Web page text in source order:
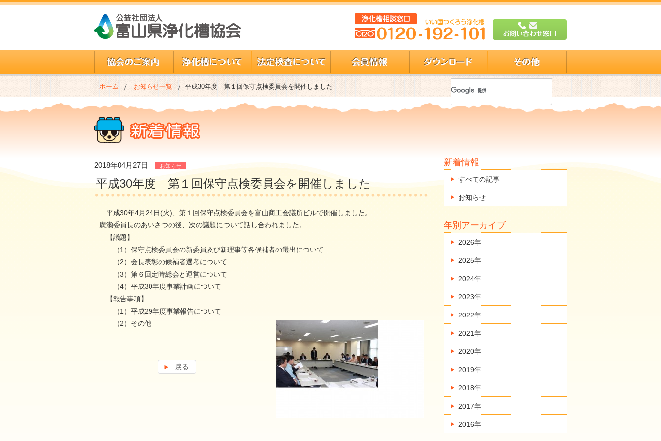
ホーム お知らせ一覧 平成30年度 第１回保守点検委員会を開催しました
2018年04月27日 お知らせ
平成30年度 第１回保守点検委員会を開催しました
平成30年4月24日(火)、第１回保守点検委員会を富山商工会議所ビルで開催しました。
廣瀬委員長のあいさつの後、次の議題について話し合われました。
【議題】
（1）保守点検委員会の新委員及び新理事等各候補者の選出について
（2）会長表彰の候補者選考について
（3）第６回定時総会と運営について
（4）平成30年度事業計画について
【報告事項】
（1）平成29年度事業報告について
（2）その他
戻る
新着情報
すべての記事
お知らせ
年別アーカイブ
2026年
2025年
2024年
2023年
2022年
2021年
2020年
2019年
2018年
2017年
2016年